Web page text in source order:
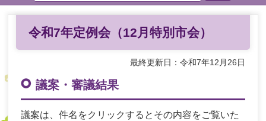
令和7年定例会（12月特別市会）
最終更新日：令和7年12月26日
議案・審議結果
議案は、件名をクリックするとその内容をご覧いた